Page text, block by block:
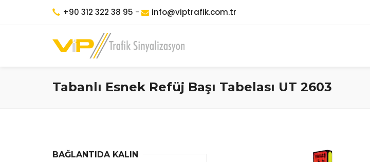
+90 312 322 38 95 - info@viptrafik.com.tr
Tabanlı Esnek Refüj Başı Tabelası UT 2603
BAĞLANTIDA KALIN